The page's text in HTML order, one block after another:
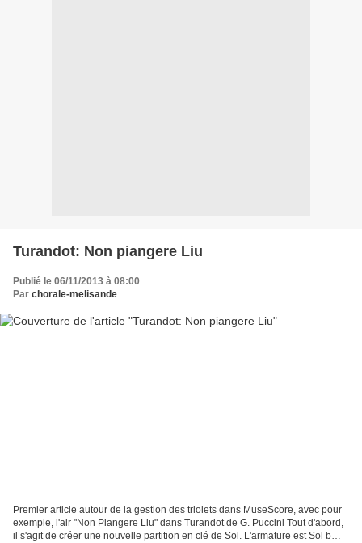
Turandot: Non piangere Liu
Publié le 06/11/2013 à 08:00
Par chorale-melisande
Premier article autour de la gestion des triolets dans MuseScore, avec pour
exemple, l'air "Non Piangere Liu" dans Turandot de G. Puccini Tout d'abord,
il s'agit de créer une nouvelle partition en clé de Sol. L'armature est Sol b